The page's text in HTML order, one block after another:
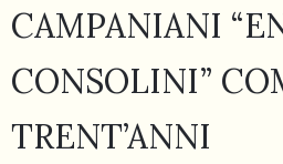
CAMPANIANI
CONSOLINI”
TRENT’ANNI